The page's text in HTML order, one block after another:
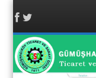
Facebook